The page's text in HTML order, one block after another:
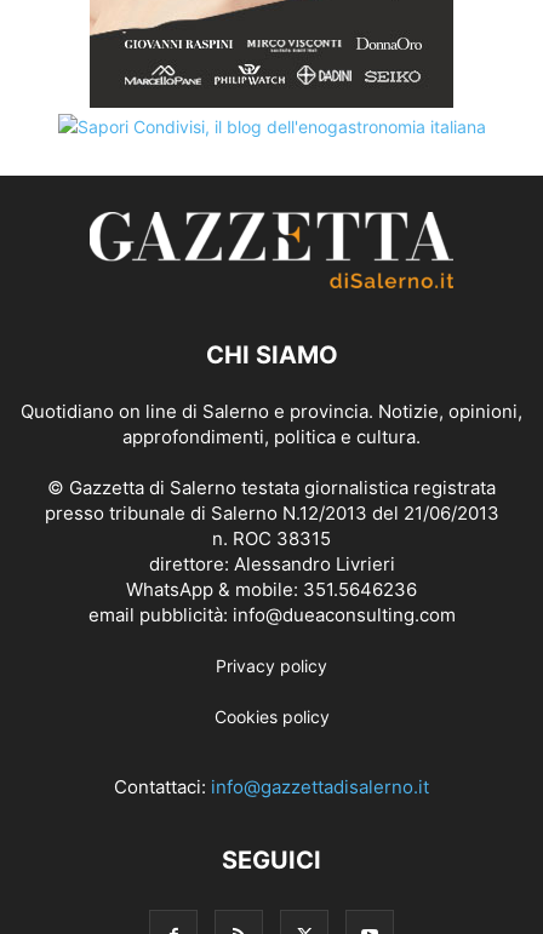
CHI SIAMO
Quotidiano on line di Salerno e provincia. Notizie, opinioni,
approfondimenti, politica e cultura.
© Gazzetta di Salerno testata giornalistica registrata
presso tribunale di Salerno N.12/2013 del 21/06/2013
n. ROC 38315
direttore: Alessandro Livrieri
WhatsApp & mobile: 351.5646236
email pubblicità: info@dueaconsulting.com
Privacy policy
Cookies policy
Contattaci: info@gazzettadisalerno.it
SEGUICI